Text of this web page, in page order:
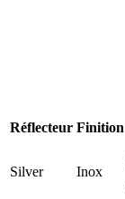
Réflecteur Finition
Silver Inox